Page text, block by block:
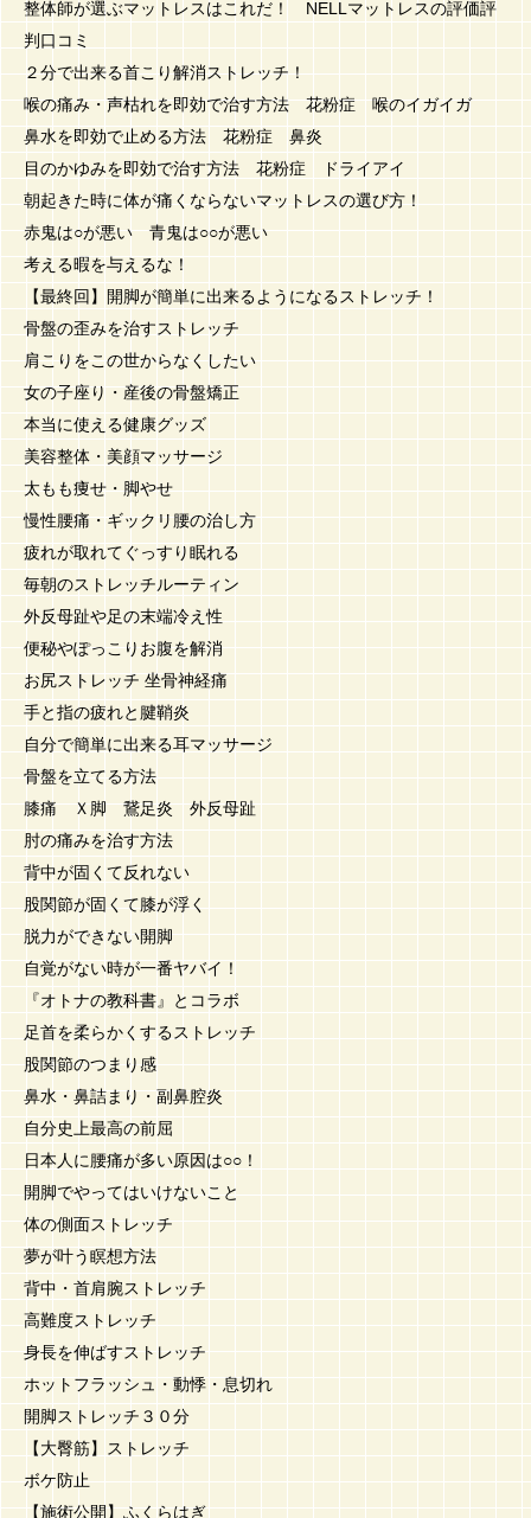
整体師が選ぶマットレスはこれだ！ NELLマットレスの評価評
判口コミ
２分で出来る首こり解消ストレッチ！
喉の痛み・声枯れを即効で治す方法 花粉症 喉のイガイガ
鼻水を即効で止める方法 花粉症 鼻炎
目のかゆみを即効で治す方法 花粉症 ドライアイ
朝起きた時に体が痛くならないマットレスの選び方！
赤鬼は○が悪い 青鬼は○○が悪い
考える暇を与えるな！
【最終回】開脚が簡単に出来るようになるストレッチ！
骨盤の歪みを治すストレッチ
肩こりをこの世からなくしたい
女の子座り・産後の骨盤矯正
本当に使える健康グッズ
美容整体・美顔マッサージ
太もも痩せ・脚やせ
慢性腰痛・ギックリ腰の治し方
疲れが取れてぐっすり眠れる
毎朝のストレッチルーティン
外反母趾や足の末端冷え性
便秘やぽっこりお腹を解消
お尻ストレッチ 坐骨神経痛
手と指の疲れと腱鞘炎
自分で簡単に出来る耳マッサージ
骨盤を立てる方法
膝痛 Ｘ脚 鵞足炎 外反母趾
肘の痛みを治す方法
背中が固くて反れない
股関節が固くて膝が浮く
脱力ができない開脚
自覚がない時が一番ヤバイ！
『オトナの教科書』とコラボ
足首を柔らかくするストレッチ
股関節のつまり感
鼻水・鼻詰まり・副鼻腔炎
自分史上最高の前屈
日本人に腰痛が多い原因は○○！
開脚でやってはいけないこと
体の側面ストレッチ
夢が叶う瞑想方法
背中・首肩腕ストレッチ
高難度ストレッチ
身長を伸ばすストレッチ
ホットフラッシュ・動悸・息切れ
開脚ストレッチ３０分
【大臀筋】ストレッチ
ボケ防止
【施術公開】ふくらはぎ